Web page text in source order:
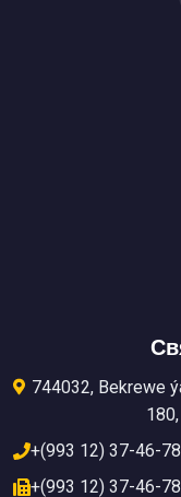
744032, Bekrewe
+(993 12) 37-46-78
+(993 12) 37-46-78